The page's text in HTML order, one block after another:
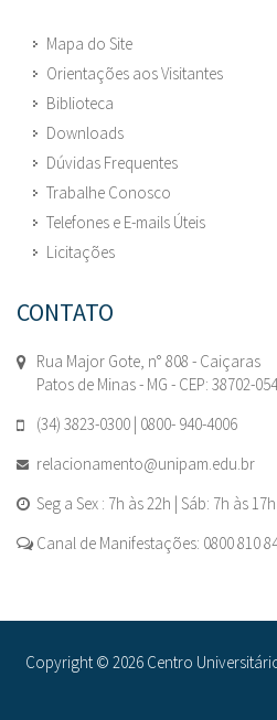
Mapa do Site
Orientações aos Visitantes
Biblioteca
Downloads
Dúvidas Frequentes
Trabalhe Conosco
Telefones e E-mails Úteis
Licitações
CONTATO
Rua Major Gote, n° 808 - Caiçaras
Patos de Minas - MG - CEP: 38702-
(34) 3823-0300 | 0800- 940-4006
relacionamento@unipam.edu.br
Seg a Sex : 7h às 22h | Sáb: 7h às 17h
Canal de Manifestações: 0800 810
Copyright © 2026 Centro Universitário